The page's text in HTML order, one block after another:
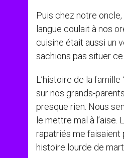
Puis chez notre
langue coulait à nos
cuisine était aussi un
sachions pas situer
L’histoire de la famille
sur nos grands-
presque rien. Nous
le mettre mal à
rapatriés me faisaient
histoire lourde de